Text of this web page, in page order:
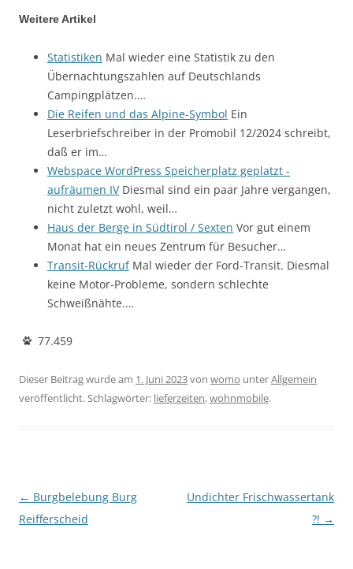
Weitere Artikel
Statistiken Mal wieder eine Statistik zu den
Übernachtungszahlen auf Deutschlands
Campingplätzen.…
Die Reifen und das Alpine-Symbol Ein
Leserbriefschreiber in der Promobil 12/2024 schreibt,
daß er im…
Webspace WordPress Speicherplatz geplatzt -
aufräumen IVDiesmal sind ein paar Jahre vergangen,
nicht zuletzt wohl, weil…
Haus der Berge in Südtirol / Sexten Vor gut einem
Monat hat ein neues Zentrum für Besucher…
Transit-RückrufMal wieder der Ford-Transit. Diesmal
keine Motor-Probleme, sondern schlechte
Schweißnähte.…
77.459
Dieser Beitrag wurde am 1. Juni 2023von womo unterAllgemein
veröffentlicht. Schlagwörter: lieferzeiten,wohnmobile.
Beitragsnavigation
← Burgbelebung Burg
Reifferscheid
Undichter Frischwassertank
?! →